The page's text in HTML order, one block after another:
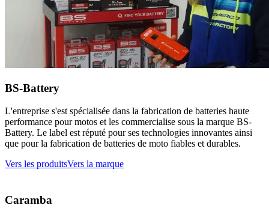
BS-Battery
L'entreprise s'est spécialisée dans la fabrication de batteries haute
performance pour motos et les commercialise sous la marque BS-
Battery. Le label est réputé pour ses technologies innovantes ainsi
que pour la fabrication de batteries de moto fiables et durables.
Vers les produitsVers la marque
Caramba